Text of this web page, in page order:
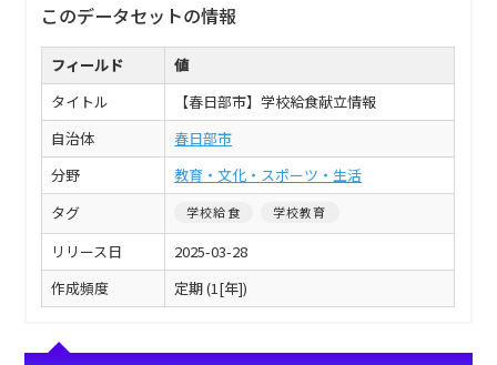
このデータセットの情報
フィールド
値
タイトル
【春日部市】学校給食献立情報
自治体
春日部市
分野
教育・文化・スポーツ・生活
タグ
学校給食 学校教育
リリース日
2025-03-28
作成頻度
定期 (1[年])